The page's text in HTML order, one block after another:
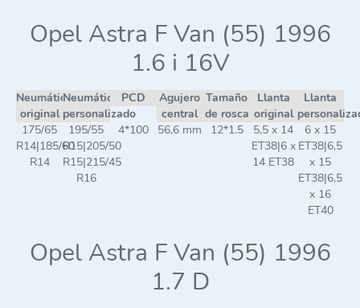
Opel Astra F Van (55) 1996
1.6 i 16V
Neumático
original
Neumático
personalizado
PCD
Agujero
central
Tamaño
de rosca
Llanta
original
Llanta
175/65
R14|185/60
R14
195/55
R15|205/50
R15|215/45
R16
4*100 56,6 mm 12*1.5
5,5 x 14
ET38|6 x
14 ET38
6 x 15
ET38|6,5
x 15
ET38|6,5
x 16
ET40
Opel Astra F Van (55) 1996
1.7 D